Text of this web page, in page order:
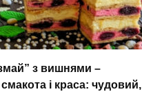
з вишнями –
і краса: чудовий,